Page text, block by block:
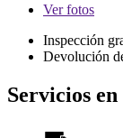
Verfotos
Inspección
Devolución
Servicios